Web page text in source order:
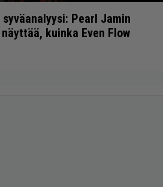
Pearl Jamin
kuinka Even Flow